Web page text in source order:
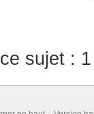
sujet :